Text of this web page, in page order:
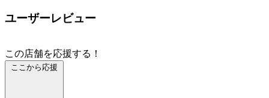
ユーザーレビュー
この店舗を応援する！
ここから応援